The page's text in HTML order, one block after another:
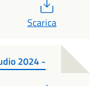
Scarica
2024 -